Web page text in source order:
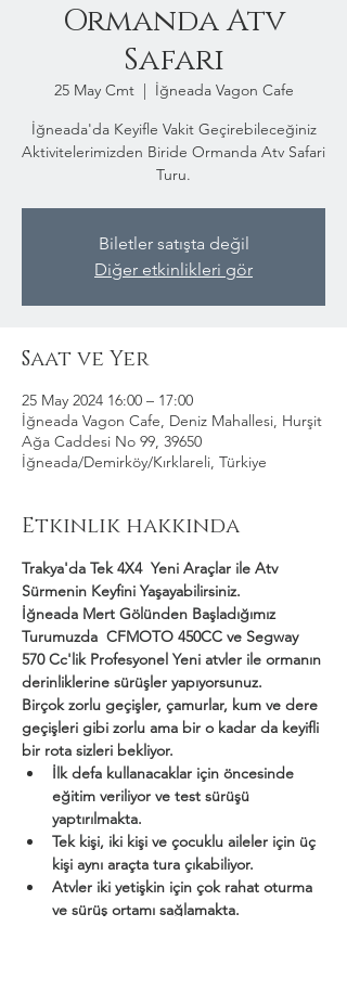
Ormanda Atv
Safari
25 May Cmt
  |
İğneada Vagon Cafe
İğneada'da Keyifle Vakit Geçirebileceğiniz
Aktivitelerimizden Biride Ormanda Atv Safari
Turu.
Biletler satışta değil
Diğer etkinlikleri gör
Saat ve Yer
25 May 2024 16:00 – 17:00
İğneada Vagon Cafe, Deniz Mahallesi, Hurşit
Ağa Caddesi No 99, 39650
İğneada/Demirköy/Kırklareli, Türkiye
Etkinlik hakkında
Trakya'da Tek 4X4  Yeni Araçlar ile Atv
Sürmenin Keyfini Yaşayabilirsiniz.
İğneada Mert Gölünden Başladığımız
Turumuzda  CFMOTO 450CC ve Segway
570 Cc'lik Profesyonel Yeni atvler ile ormanın
derinliklerine sürüşler yapıyorsunuz.
Birçok zorlu geçişler, çamurlar, kum ve dere
geçişleri gibi zorlu ama bir o kadar da keyifli
bir rota sizleri bekliyor.
İlk defa kullanacaklar için öncesinde
eğitim veriliyor ve test sürüşü
yaptırılmakta.
Tek kişi, iki kişi ve çocuklu aileler için üç
kişi aynı araçta tura çıkabiliyor.
Atvler iki yetişkin için çok rahat oturma
ve sürüş ortamı sağlamakta.